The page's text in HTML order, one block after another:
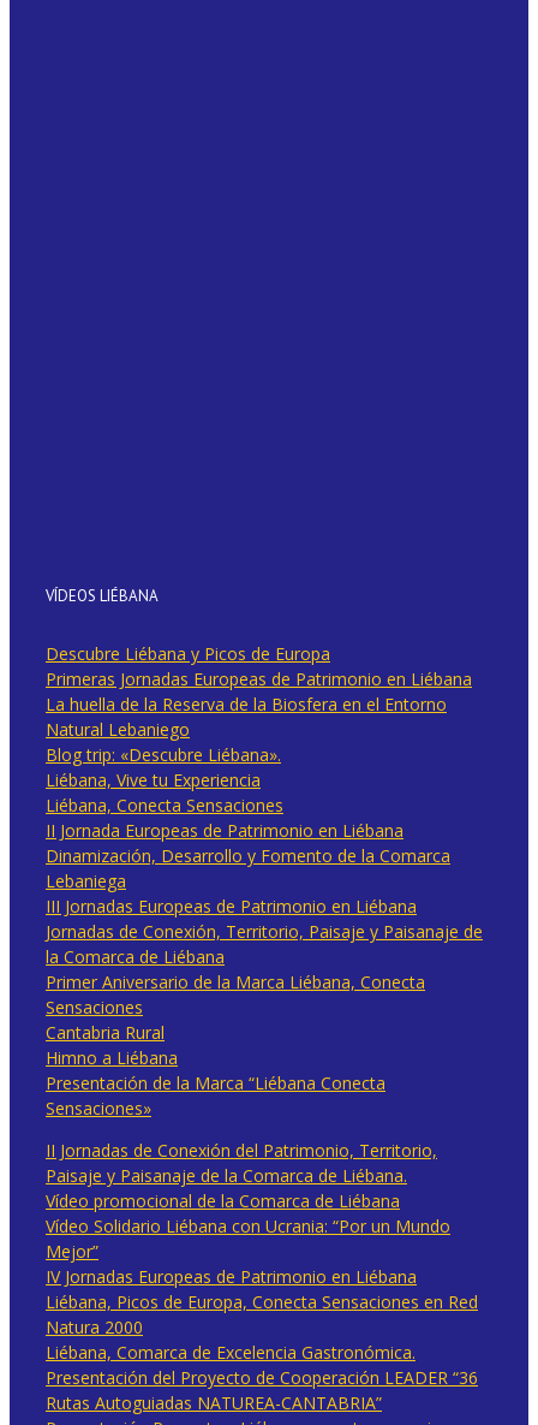
VÍDEOS LIÉBANA
Descubre Liébana y Picos de Europa
Primeras Jornadas Europeas de Patrimonio en Liébana
La huella de la Reserva de la Biosfera en el Entorno
Natural Lebaniego
Blog trip: «Descubre Liébana».
Liébana, Vive tu Experiencia
Liébana, Conecta Sensaciones
II Jornada Europeas de Patrimonio en Liébana
Dinamización, Desarrollo y Fomento de la Comarca
Lebaniega
III Jornadas Europeas de Patrimonio en Liébana
Jornadas de Conexión, Territorio, Paisaje y Paisanaje de
la Comarca de Liébana
Primer Aniversario de la Marca Liébana, Conecta
Sensaciones
Cantabria Rural
Himno a Liébana
Presentación de la Marca “Liébana Conecta
Sensaciones»
II Jornadas de Conexión del Patrimonio, Territorio,
Paisaje y Paisanaje de la Comarca de Liébana.
Vídeo promocional de la Comarca de Liébana
Vídeo Solidario Liébana con Ucrania: “Por un Mundo
Mejor”
IV Jornadas Europeas de Patrimonio en Liébana
Liébana, Picos de Europa, Conecta Sensaciones en Red
Natura 2000
Liébana, Comarca de Excelencia Gastronómica.
Presentación del Proyecto de Cooperación LEADER “36
Rutas Autoguiadas NATUREA-CANTABRIA”